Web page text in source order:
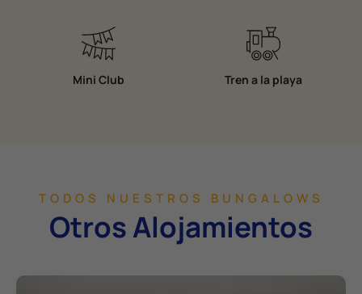
Mini Club Tren a la playa
TODOS NUESTROS BUNGALOWS
Otros Alojamientos